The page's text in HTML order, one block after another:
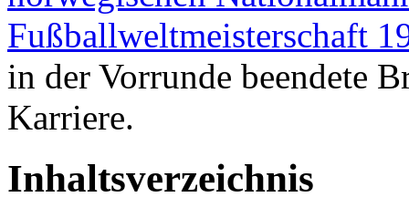
Fußballweltmeisterschaft
in der Vorrunde beendete
Karriere.
Inhaltsverzeichnis